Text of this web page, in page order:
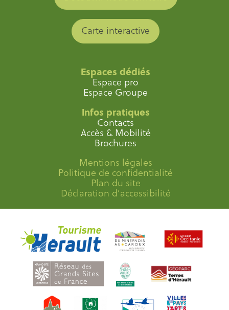
Carte interactive
Espaces dédiés
Espace pro
Espace Groupe
Infos pratiques
Contacts
Accès & Mobilité
Brochures
Mentions légales
Politique de confidentialité
Plan du site
Déclaration d’accessibilité